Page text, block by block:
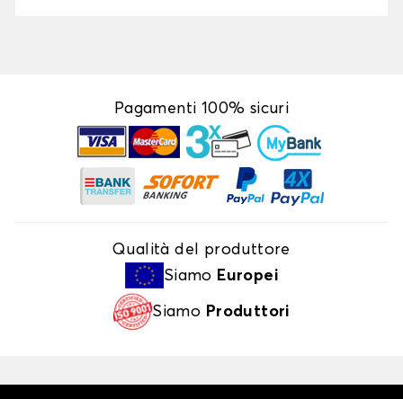
Pagamenti 100% sicuri
Qualità del produttore
Siamo Europei
Siamo Produttori